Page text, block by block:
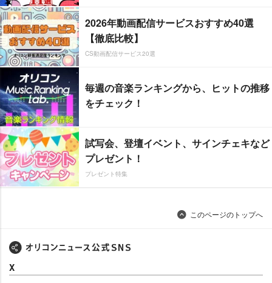
2026年動画配信サービスおすすめ40選
【徹底比較】
CS動画配信サービス20選
毎週の音楽ランキングから、ヒットの推移
をチェック！
試写会、登壇イベント、サインチェキなど
プレゼント！
プレゼント特集
このページのトップへ
X